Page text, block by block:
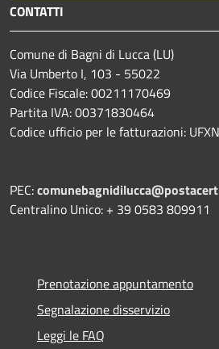
CONTATTI
Comune di Bagni di Lucca (LU)
Via Umberto I, 103 - 55022
Codice Fiscale: 00211170469
Partita IVA: 00371830464
Codice ufficio per le fatturazioni:
PEC:
Centralino Unico: + 39 0583 809911
Prenotazione appuntamento
Segnalazione disservizio
Leggi le FAQ